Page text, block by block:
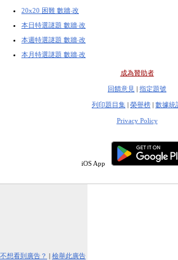
20x20 困難 數牆‧改
本日特選謎題 數牆‧改
本週特選謎題 數牆‧改
本月特選謎題 數牆‧改
成為贊助者
回饋意見 | 指定題號
列印題目集 | 榮譽榜 | 數據統
Privacy Policy
iOS App
不想看到廣告？ | 檢舉此廣告